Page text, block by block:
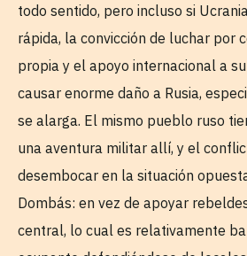
todo sentido, pero incluso si
rápida, la convicción de luchar por
propia y el apoyo internacional a
causar enorme daño a Rusia,
se alarga. El mismo pueblo ruso
una aventura militar allí, y el
desembocar en la situación
Dombás: en vez de apoyar
central, lo cual es relativamente